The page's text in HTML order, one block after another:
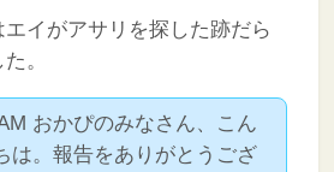
イがアサリを探した跡だら
。
おかぴのみなさん、こん
は。報告をありがとうござ